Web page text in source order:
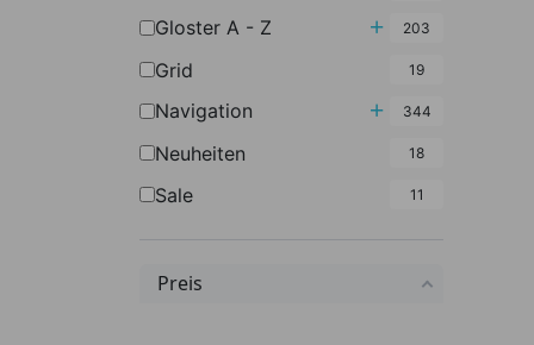
Gloster A - Z Untermenü
203
Grid 19
Navigation Untermenü
344
Neuheiten 18
Sale 11
Preis